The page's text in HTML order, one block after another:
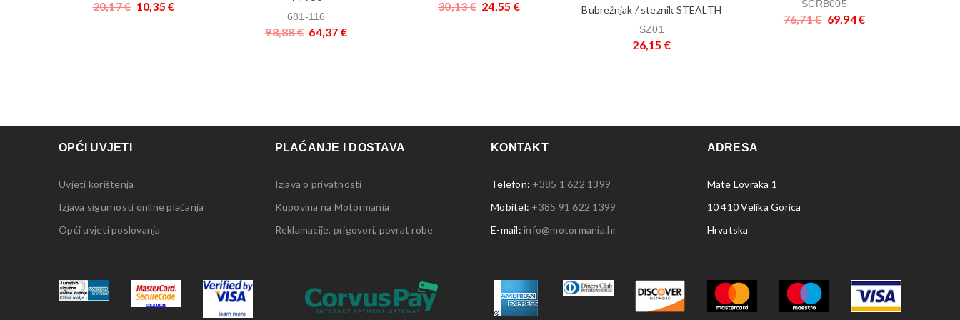
20,17€ 10,35 €
681-116
98,88€ 64,37 €
30,13€ 24,55 € Bubrežnjak / steznik STEALTH
SZ01
26,15 €
SCRB005
76,71€ 69,94€
OPĆI UVJETI
Uvjeti korištenja
Izjava sigurnosti online plaćanja
Opći uvjeti poslovanja
PLAĆANJE I DOSTAVA
Izjava o privatnosti
Kupovina na Motormania
Reklamacije, prigovori, povrat robe
KONTAKT
Telefon: +385 1 622 1399
Mobitel: +385 91 622 1399
E-mail: info@motormania.hr
ADRESA
Mate Lovraka 1
10 410 Velika Gorica
Hrvatska